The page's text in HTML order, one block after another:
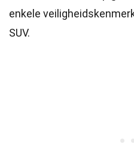
enkele
SUV.